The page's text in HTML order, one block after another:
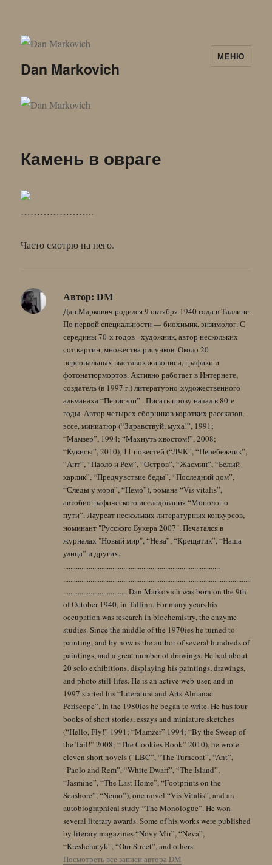
Dan Markovich
МЕНЮ
Камень в овраге
…………………..
Часто смотрю на него.
Автор: DM
Дан Маркович родился 9 октября 1940 года в Таллине.
По первой специальности — биохимик, энзимолог. С
середины 70-х годов - художник, автор нескольких
сот картин, множества рисунков. Около 20
персональных выставок живописи, графики и
фотонатюрмортов. Активно работает в Интернете,
создатель (в 1997 г.) литературно-художественного
альманаха “Перископ” . Писать прозу начал в 80-е
годы. Автор четырех сборников коротких рассказов,
эссе, миниатюр (“Здравствуй, муха!”, 1991;
“Мамзер”, 1994; “Махнуть хвостом!”, 2008;
“Кукисы”, 2010), 11 повестей (“ЛЧК”, “Перебежчик”,
“Ант”, “Паоло и Рем”, “Остров”, “Жасмин”, “Белый
карлик”, “Предчувствие беды”, “Последний дом”,
“Следы у моря”, “Немо”), романа “Vis vitalis”,
автобиографического исследования “Монолог о
пути”. Лауреат нескольких литературных конкурсов,
номинант "Русского Букера 2007". Печатался в
журналах "Новый мир", “Нева”, “Крещатик”, “Наша
улица” и других.
......................................................................................
.......................................................................................................
................................... Dan Markovich was born on the 9th
of October 1940, in Tallinn. For many years his
occupation was research in biochemistry, the enzyme
studies. Since the middle of the 1970ies he turned to
painting, and by now is the author of several hundreds of
paintings, and a great number of drawings. He had about
20 solo exhibitions, displaying his paintings, drawings,
and photo still-lifes. He is an active web-user, and in
1997 started his “Literature and Arts Almanac
Periscope”. In the 1980ies he began to write. He has four
books of short stories, essays and miniature sketches
(“Hello, Fly!” 1991; “Mamzer” 1994; “By the Sweep of
the Tail!” 2008; “The Cookies Book” 2010), he wrote
eleven short novels (“LBC”, “The Turncoat”, “Ant”,
“Paolo and Rem”, “White Dwarf”, “The Island”,
“Jasmine”, “The Last Home”, “Footprints on the
Seashore”, “Nemo”), one novel “Vis Vitalis”, and an
autobiographical study “The Monologue”. He won
several literary awards. Some of his works were published
by literary magazines “Novy Mir”, “Neva”,
“Kreshchatyk”, “Our Street”, and others.
Посмотреть все записи автора DM